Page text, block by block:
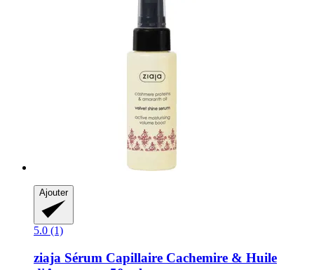
Ajouter
5.0 (1)
ziaja Sérum Capillaire Cachemire & Huile